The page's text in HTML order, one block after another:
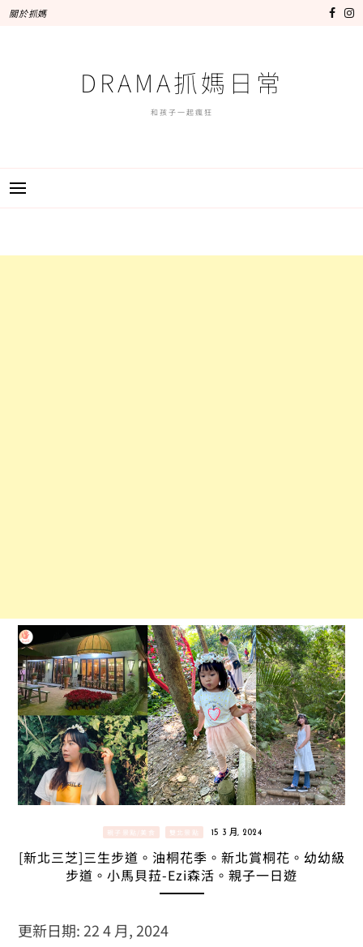
關於抓媽
DRAMA抓媽日常
和孩子一起瘋狂
親子景點/美食 雙北景點 15 3 月, 2024
[新北三芝]三生步道。油桐花季。新北賞桐花。幼幼級
步道。小馬貝菈-Ezi森活。親子一日遊
更新日期: 22 4 月, 2024